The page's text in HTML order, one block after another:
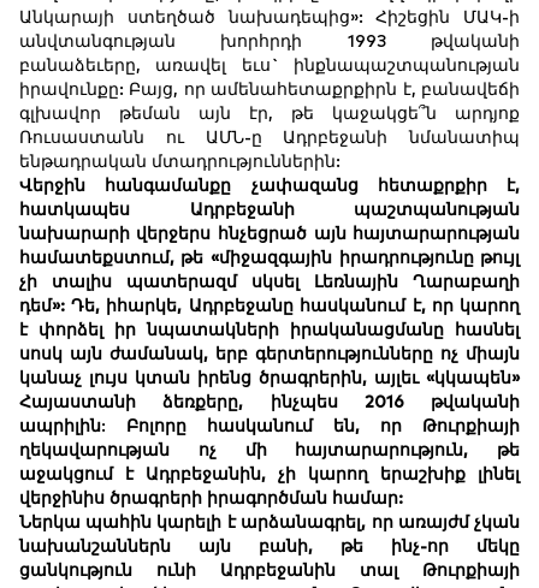
Անկարայի ստեղծած նախադեպից»: Հիշեցին ՄԱԿ-ի
անվտանգության խորհրդի 1993 թվականի
բանաձեւերը, առավել եւս` ինքնապաշտպանության
իրավունքը: Բայց, որ ամենահետաքրքիրն է, բանավեճի
գլխավոր թեման այն էր, թե կաջակցե՞ն արդյոք
Ռուսաստանն ու ԱՄՆ-ը Ադրբեջանի նմանատիպ
ենթադրական մտադրություններին:
Վերջին
հանգամանքը չափազանց հետաքրքիր է,
հատկապես
Ադրբեջանի
պաշտպանության
նախարարի վերջերս հնչեցրած այն հայտարարության
համատեքստում , թե «միջազգային իրադրությունը թույլ
չի
տալիս պատերազմ սկսել Լեռնային
Ղարաբաղի
դեմ»:Դե, իհարկե, Ադրբեջանը հասկանում է, որ կարող
է
փորձել իր նպատակների իրականացմանը
հասնել
սոսկ այն ժամանակ, երբ գերտերությունները ոչ միայն
կանաչ լույս կտան իրենց ծրագրերին, այլեւ«կկապեն»
Հայաստանի
ձեռքերը, ինչպես 2016 թվականի
ապրիլին: Բոլորը հասկանում են, որ
Թուրքիայի
ղեկավարության
ոչ մի հայտարարություն, թե
աջակցում
է Ադրբեջանին,չի կարող երաշխիք
լինել
վերջինիս ծրագրերի իրագործման համար:
Ներկա պահին կարելի է արձանագրել, որ առայժմ չկան
նախանշաններն
այն բանի, թե ինչ-որ
մեկը
ցանկություն
ունի Ադրբեջանին տալ
Թուրքիայի